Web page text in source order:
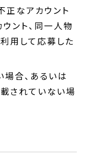
なアカウント
ント、同一人物
用して応募した
場合、あるいは
載されていない場